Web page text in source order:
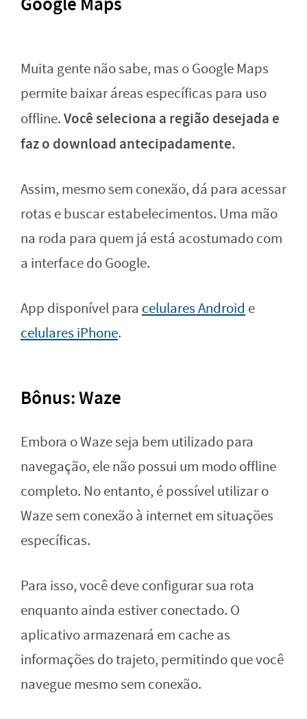
Muita gente não sabe, mas o Google Maps
permite baixar áreas específicas para uso
offline.Você seleciona a região desejada e
faz o download antecipadamente.
Assim, mesmo sem conexão, dá para acessar
rotas e buscar estabelecimentos. Uma mão
na roda para quem já está acostumado com
a interface do Google.
App disponível para celulares Android e
celulares iPhone.
Bônus: Waze
Embora o Waze seja bem utilizado para
navegação, ele não possui um modo offline
completo. No entanto, é possível utilizar o
Waze sem conexão à internet em situações
específicas.
Para isso, você deve configurar sua rota
enquanto ainda estiver conectado. O
aplicativo armazenará em cache as
informações do trajeto, permitindo que você
navegue mesmo sem conexão.